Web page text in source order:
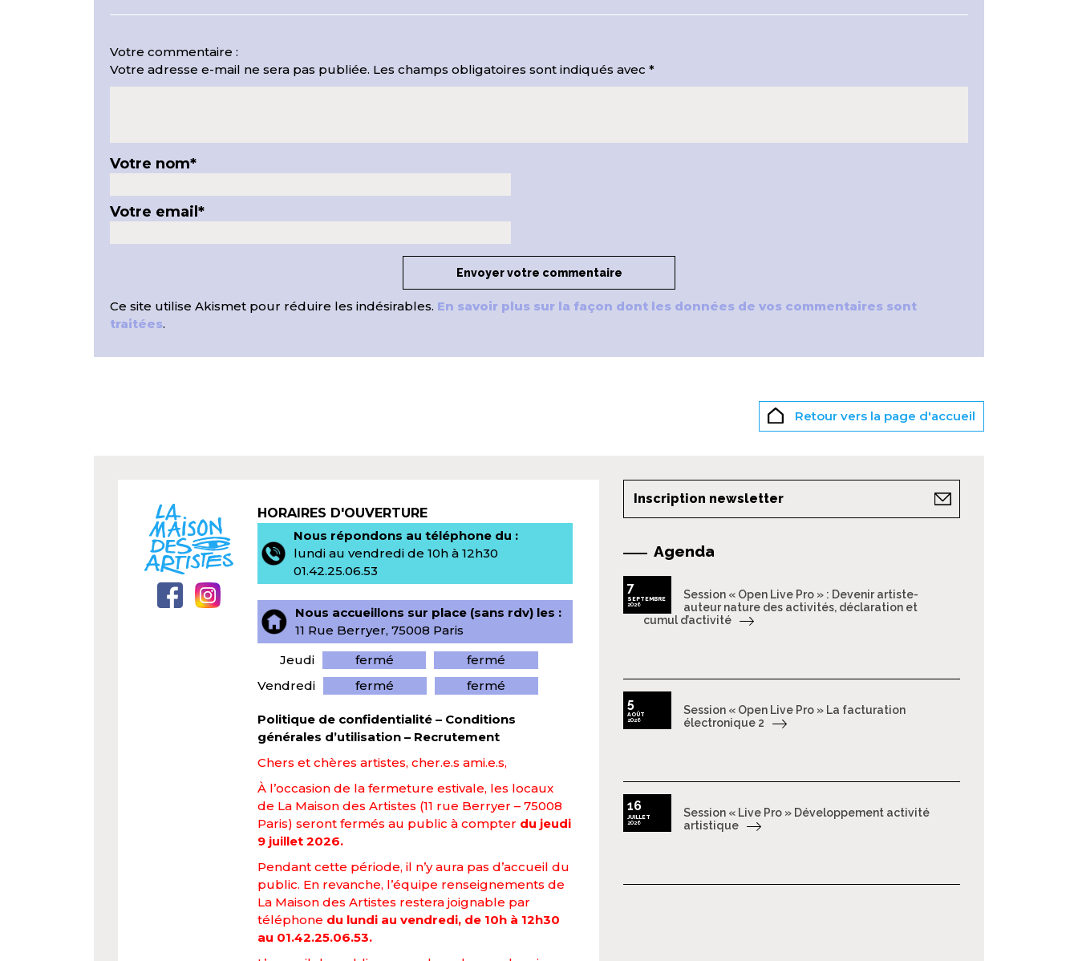
Votre commentaire :
Votre adresse e-mail ne sera pas publiée. Les champs obligatoires sont indiqués avec *
Votre nom*
Votre email *
Ce site utilise Akismet pour réduire les indésirables. En savoir plus sur la façon dont les données de vos commentaires sont
traitées.
Retour vers la page d'accueil
HORAIRES D'OUVERTURE
Nous répondons au téléphone du :
lundi au vendredi de 10h à 12h30
01.42.25.06.53
Nous accueillons sur place (sans rdv) les :
11 Rue Berryer, 75008 Paris
Jeudi
fermé
fermé
Vendredi
fermé fermé
Politique de confidentialité – Conditions
générales d’utilisation – Recrutement
Chers et chères artistes, cher.e.s ami.e.s,
À l’occasion de la fermeture estivale, les locaux
de La Maison des Artistes (11 rue Berryer – 75008
Paris) seront fermés au public à compter du jeudi
9 juillet 2026.
Pendant cette période, il n’y aura pas d’accueil du
public. En revanche, l’équipe renseignements de
La Maison des Artistes restera joignable par
téléphone du lundi au vendredi, de 10h à 12h30
au 01.42.25.06.53.
Inscription newsletter
Agenda
7
SEPTEMBRE
2026
Session « Open Live Pro » : Devenir artiste-
auteur nature des activités, déclaration et
cumul d’activité
5
AOÛT
2026
Session « Open Live Pro » La facturation
électronique 2
16
JUILLET
2026
Session « Live Pro » Développement activité
artistique